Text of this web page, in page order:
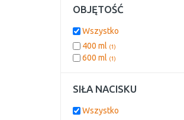
OBJĘTOŚĆ
Wszystko
400 ml (1)
600 ml (1)
SIŁA NACISKU
Wszystko